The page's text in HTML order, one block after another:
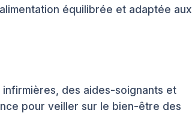
équilibrée et adaptée aux
des aides-soignants et
pour veiller sur le bien-être des